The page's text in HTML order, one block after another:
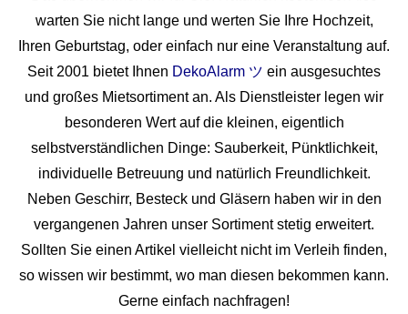
warten Sie nicht lange und werten Sie Ihre Hochzeit,
Ihren Geburtstag, oder einfach nur eine Veranstaltung auf.
Seit 2001 bietet Ihnen DekoAlarm ツ ein ausgesuchtes
und großes Mietsortiment an. Als Dienstleister legen wir
besonderen Wert auf die kleinen, eigentlich
selbstverständlichen Dinge: Sauberkeit, Pünktlichkeit,
individuelle Betreuung und natürlich Freundlichkeit.
Neben Geschirr, Besteck und Gläsern haben wir in den
vergangenen Jahren unser Sortiment stetig erweitert.
Sollten Sie einen Artikel vielleicht nicht im Verleih finden,
so wissen wir bestimmt, wo man diesen bekommen kann.
Gerne einfach nachfragen!